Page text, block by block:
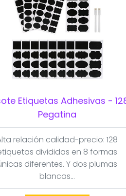
Etiquetas Adhesivas -
Pegatina
relación calidad-precio: 128
divididas en 8 formas
diferentes. Y dos plumas
blancas...